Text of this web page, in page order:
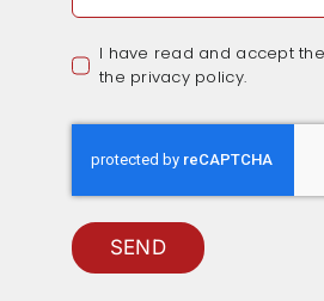
I have read and accept
the privacy policy.
SEND